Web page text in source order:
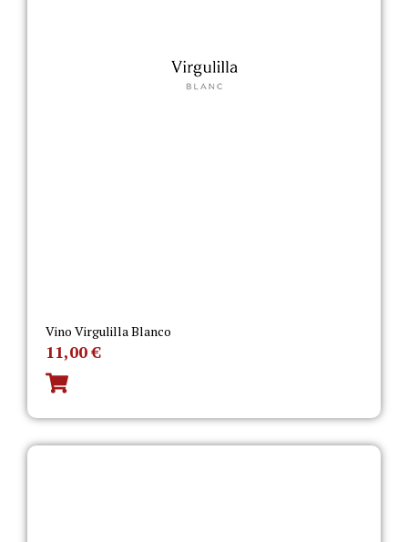
Vino Virgulilla Blanco
11,00€